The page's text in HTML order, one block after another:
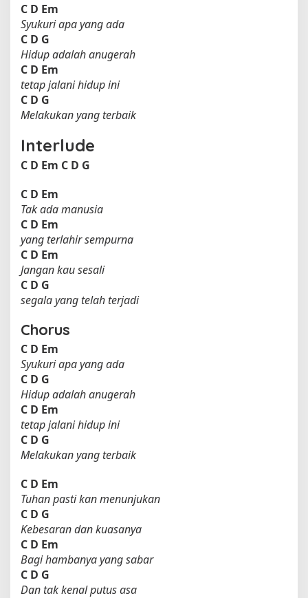
C D Em
Syukuri apa yang ada
C D G
Hidup adalah anugerah
C D Em
tetap jalani hidup ini
C D G
Melakukan yang terbaik
Interlude
C D Em C D G
C D Em
Tak ada manusia
C D Em
yang terlahir sempurna
C D Em
Jangan kau sesali
C D G
segala yang telah terjadi
Chorus
C D Em
Syukuri apa yang ada
C D G
Hidup adalah anugerah
C D Em
tetap jalani hidup ini
C D G
Melakukan yang terbaik
C D Em
Tuhan pasti kan menunjukan
C D G
Kebesaran dan kuasanya
C D Em
Bagi hambanya yang sabar
C D G
Dan tak kenal putus asa